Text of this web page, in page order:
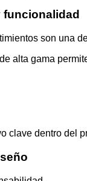
funcionalidad
son una
alta gama
clave dentro del